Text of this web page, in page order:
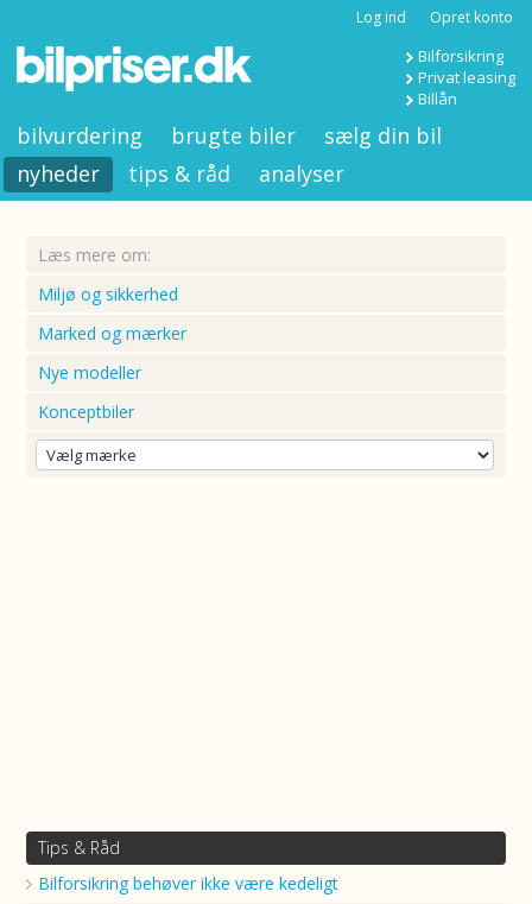
Log ind Opret konto
Bilforsikring
Privat leasing
Billån
bilvurdering brugte biler
sælg din bil
nyheder
tips & råd analyser
Læs mere om:
Miljø og sikkerhed
Marked og mærker
Nye modeller
Konceptbiler
Tips & Råd
Bilforsikring behøver ikke være kedeligt